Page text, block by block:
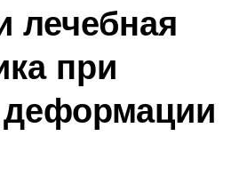
лечебная
при